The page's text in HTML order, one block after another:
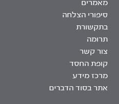
מאמרים
סיפורי הצלחה
בתקשורת
תרומה
צור קשר
קופת החסד
מרכז מידע
אתר בסוד הדברים